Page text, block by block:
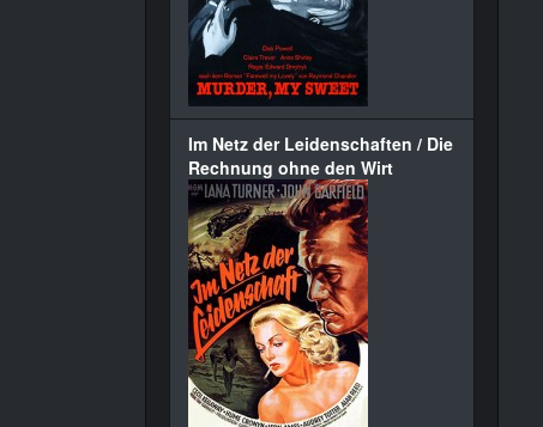
Im Netz der Leidenschaften / Die
Rechnung ohne den Wirt